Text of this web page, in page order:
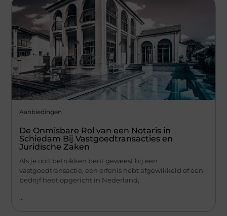
Aanbiedingen
De Onmisbare Rol van een Notaris in
Schiedam Bij Vastgoedtransacties en
Juridische Zaken
Als je ooit betrokken bent geweest bij een
vastgoedtransactie, een erfenis hebt afgewikkeld of een
bedrijf hebt opgericht in Nederland,